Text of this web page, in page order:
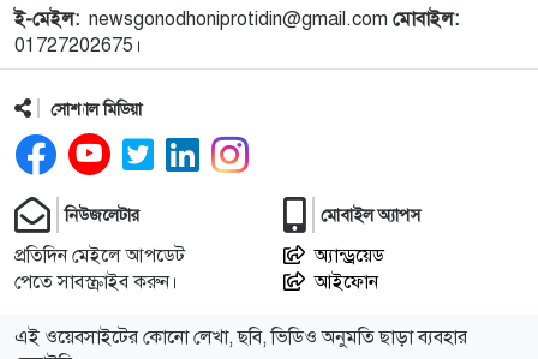
রুয়েটে এসএপি-১১.০ রোডশো অনুষ্ঠিত
১১
নগরীতে মাদকবিরোধী অভিযানে গ্রেপ্তার ১
১২
নগরীতে বিএসটিআই’র অনুমোদনহীন দই, মিষ্টি ও ঘি
বিক্রেতাকে জরিমানা
১৩
নগরীতে বিভিন্ন অপরাধে গ্রেপ্তার ২৫
ই-মেইল: newsgonodhoniprotidin@gmail.com মোবাইল:
01727202675।
সোশ্যাল মিডিয়া
নিউজলেটার
প্রতিদিন মেইলে আপডেট
পেতে সাবস্ক্রাইব করুন।
মোবাইল অ্যাপস
অ্যান্ড্রয়েড
আইফোন
এই ওয়েবসাইটের কোনো লেখা, ছবি, ভিডিও অনুমতি ছাড়া ব্যবহার